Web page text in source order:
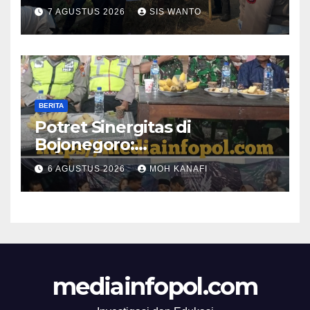
Titik Rawan Kecelakaan
7 AGUSTUS 2026 SIS WANTO
BERITA
​Potret Sinergitas di
Bojonegoro:
Bhabinkamtibmas dan
Babinsa Hadir Lecehkan
Sekat, Amankan Pesta
6 AGUSTUS 2026 MOH KANAFI
mediainfopol.com